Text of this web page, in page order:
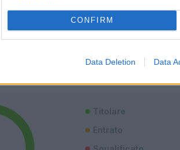
CONFIRM
Data Deletion Data
Classic Mantra
Titolare
Entrato